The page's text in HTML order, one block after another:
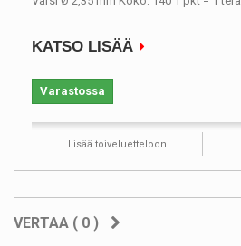
KATSO LISÄÄ
Varastossa
Lisää toiveluetteloon
VERTAA ( 0 )